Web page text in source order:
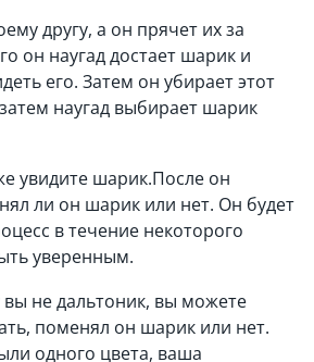
другу, а он прячет их за
он наугад достает шарик и
его. Затем он убирает этот
наугад выбирает шарик
увидите шарик.После он
ли он шарик или нет. Он будет
в течение некоторого
уверенным.
вы не дальтоник, вы можете
поменял он шарик или нет.
одного цвета, ваша